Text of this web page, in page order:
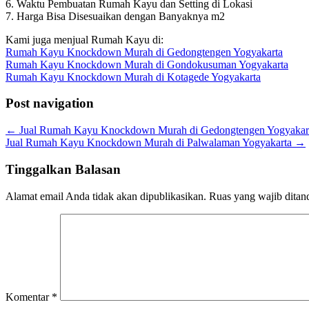
6. Waktu Pembuatan Rumah Kayu dan Setting di Lokasi
7. Harga Bisa Disesuaikan dengan Banyaknya m2
Kami juga menjual Rumah Kayu di:
Rumah Kayu Knockdown Murah di Gedongtengen Yogyakarta
Rumah Kayu Knockdown Murah di Gondokusuman Yogyakarta
Rumah Kayu Knockdown Murah di Kotagede Yogyakarta
Post navigation
← Jual Rumah Kayu Knockdown Murah di Gedongtengen
Jual Rumah Kayu Knockdown Murah di Palwalaman Yogyakarta →
Tinggalkan Balasan
Alamat email Anda tidak akan dipublikasikan. Ruas yang wajib
Komentar *